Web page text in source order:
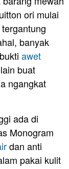
ori mulai
banyak
awet
buat
ngangkat
ada di
Monogram
dan anti
pakai kulit